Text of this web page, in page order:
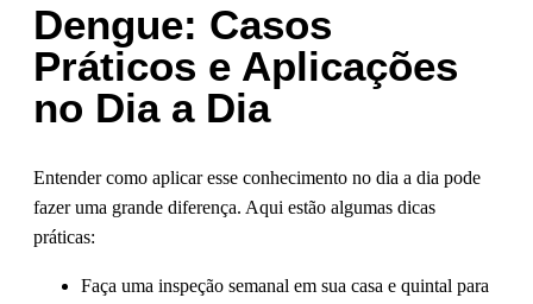
Dengue: Casos
Práticos e Aplicações
no Dia a Dia
Entender como aplicar esse conhecimento no dia a dia pode
fazer uma grande diferença. Aqui estão algumas dicas
práticas:
Faça uma inspeção semanal em sua casa e quintal para